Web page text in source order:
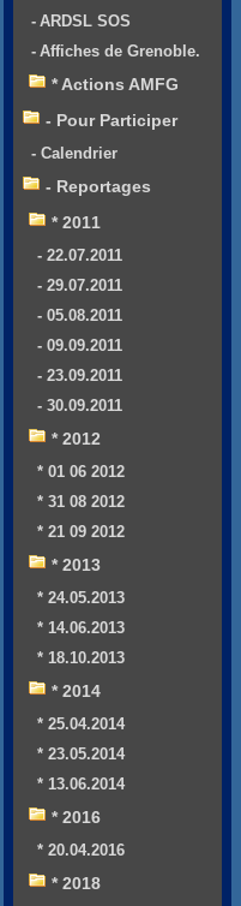
- ARDSL SOS
- Affiches de Grenoble.
* Actions AMFG
- Pour Participer
- Calendrier
- Reportages
* 2011
- 22.07.2011
- 29.07.2011
- 05.08.2011
- 09.09.2011
- 23.09.2011
- 30.09.2011
* 2012
* 01 06 2012
* 31 08 2012
* 21 09 2012
* 2013
* 24.05.2013
* 14.06.2013
* 18.10.2013
* 2014
* 25.04.2014
* 23.05.2014
* 13.06.2014
* 2016
* 20.04.2016
* 2018